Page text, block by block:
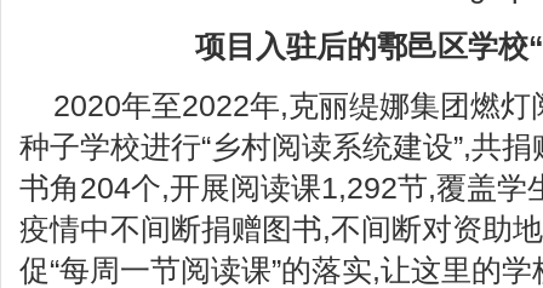
项目入驻后的鄠邑区学校
2020年至2022年,克丽缇娜集团燃
种子学校进行“乡村阅读系统建设”,共
书角204个,开展阅读课1,292节,覆盖学
疫情中不间断捐赠图书,不间断对资助
促“每周一节阅读课”的落实,让这里的